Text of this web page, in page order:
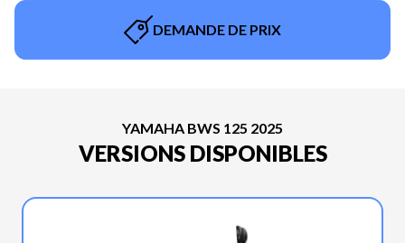
DEMANDE DE PRIX
YAMAHA BWS 125 2025
VERSIONS DISPONIBLES